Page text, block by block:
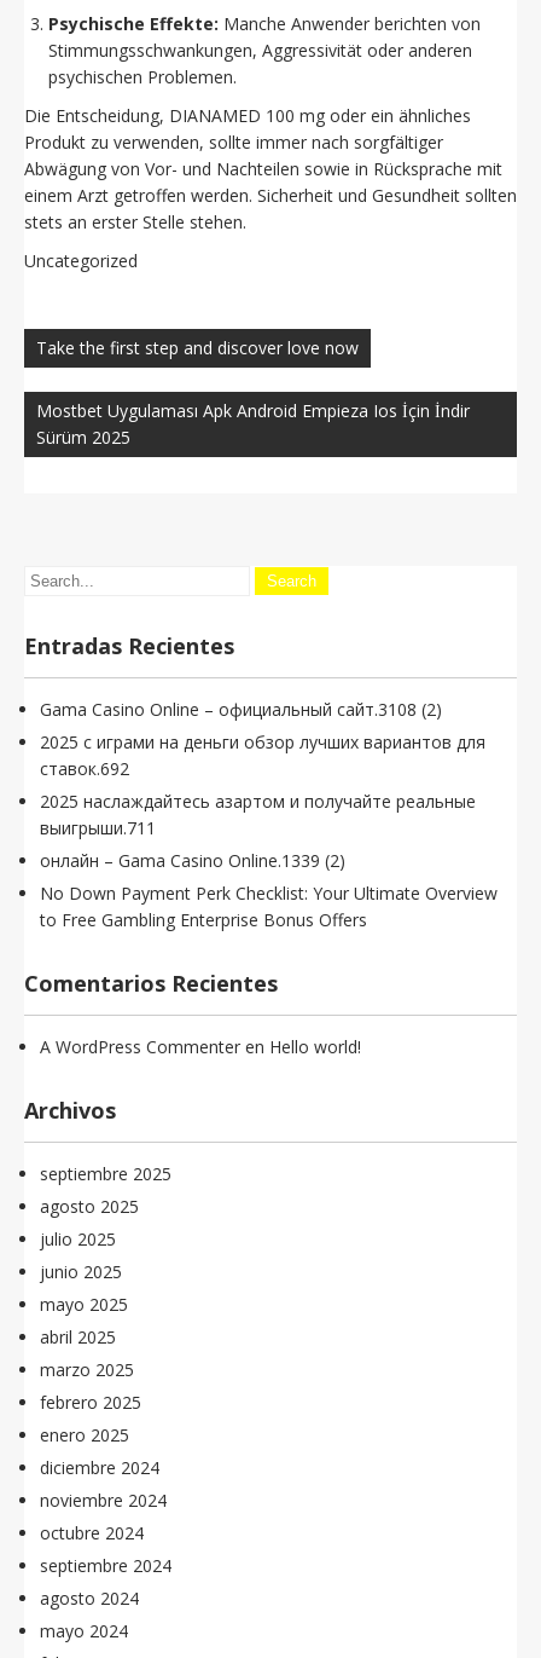
Psychische Effekte: Manche Anwender berichten von
Stimmungsschwankungen, Aggressivität oder anderen
psychischen Problemen.
Die Entscheidung, DIANAMED 100 mg oder ein ähnliches
Produkt zu verwenden, sollte immer nach sorgfältiger
Abwägung von Vor- und Nachteilen sowie in Rücksprache mit
einem Arzt getroffen werden. Sicherheit und Gesundheit sollten
stets an erster Stelle stehen.
Uncategorized
de
entradas
Take the first step and discover love now
Mostbet Uygulaması Apk Android Empieza Ios İçin İndir
Sürüm 2025
Entradas Recientes
Gama Casino Online – официальный сайт.3108 (2)
2025 с играми на деньги обзор лучших вариантов для
ставок.692
2025 наслаждайтесь азартом и получайте реальные
выигрыши.711
онлайн – Gama Casino Online.1339 (2)
No Down Payment Perk Checklist: Your Ultimate Overview
to Free Gambling Enterprise Bonus Offers
Comentarios Recientes
A WordPress Commenter en Hello world!
Archivos
septiembre 2025
agosto 2025
julio 2025
junio 2025
mayo 2025
abril 2025
marzo 2025
febrero 2025
enero 2025
diciembre 2024
noviembre 2024
octubre 2024
septiembre 2024
agosto 2024
mayo 2024